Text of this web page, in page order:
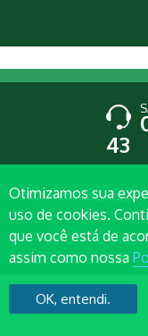
43
Av. Monteiro Lobato
Otimizamos sua
uso de cookies.
que você está de
assim como nossa
OK, entendi.